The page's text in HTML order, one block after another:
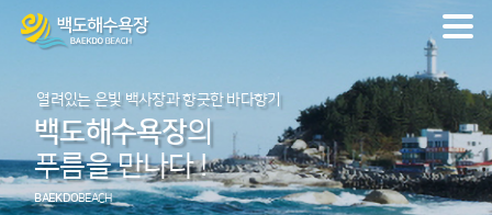
열려있는 은빛 백사장과 향긋한 바다향기
백도해수욕장의
푸름을 만나다 !
BAEKDOBEACH